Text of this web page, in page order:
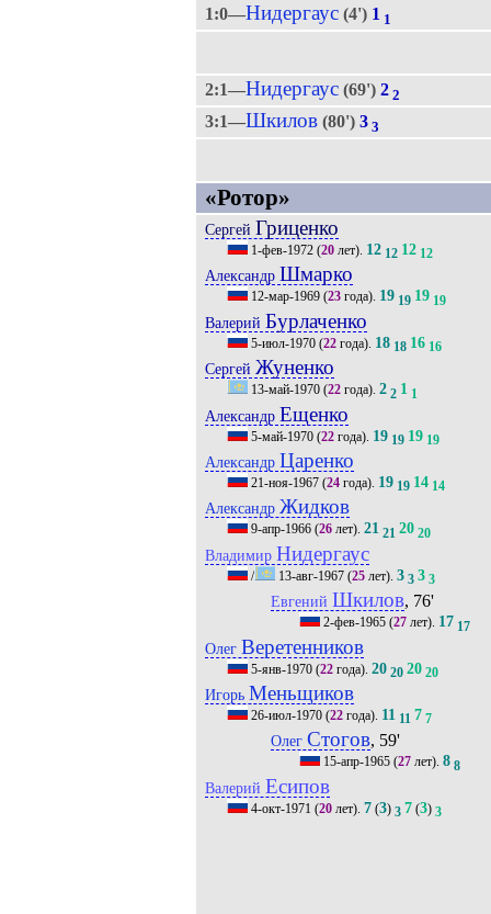
1:0—Нидергаус(4') 1 1
2:1—Нидергаус(69') 2 2
3:1—Шкилов(80') 3 3
«Ротор»
Сергей Гриценко
1-фев-1972(20лет). 12 12 12 12
Александр Шмарко
12-мар-1969(23года). 19 19 19 19
Валерий Бурлаченко
5-июл-1970(22года). 18 18 16 16
Сергей Жуненко
13-май-1970(22года). 2 2 1 1
Александр Ещенко
5-май-1970(22года). 19 19 19 19
Александр Царенко
21-ноя-1967(24года). 19 19 14 14
Александр Жидков
9-апр-1966(26лет). 21 21 20 20
Владимир Нидергаус
/ 13-авг-1967(25лет). 3 3 3 3
Евгений Шкилов, 76'
2-фев-1965 (27 лет). 17 17
Олег Веретенников
5-янв-1970(22года). 20 20 20 20
Игорь Меньщиков
26-июл-1970(22года). 11 11 7 7
Олег Стогов, 59'
15-апр-1965 (27 лет).8 8
Валерий Есипов
4-окт-1971 (20лет). 7(3) 3 7(3) 3